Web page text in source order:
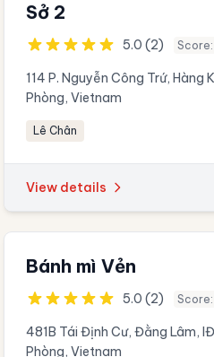
Sở 2
5.0 (2)
114 P. Nguyễn Công Trứ, Hàng
Phòng, Vietnam
Lê Chân
View details
Bánh mì Vẻn
5.0 (2)
481B Tái Định Cư, Đằng Lâm,
Phòng, Vietnam